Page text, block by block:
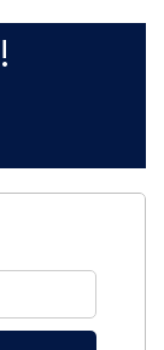
!